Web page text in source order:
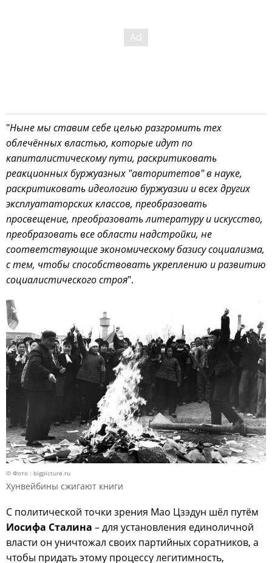
"Ныне мы ставим себе целью разгромить тех
облечённых властью, которые идут по
капиталистическому пути, раскритиковать
реакционных буржуазных "авторитетов" в науке,
раскритиковать идеологию буржуазии и всех других
эксплуататорских классов, преобразовать
просвещение, преобразовать литературу и искусство,
преобразовать все области надстройки, не
соответствующие экономическому базису социализма,
с тем, чтобы способствовать укреплению и развитию
социалистического строя".
© Фото : bigpicture.ru
Хунвейбины сжигают книги
С политической точки зрения Мао Цзэдун шёл путём
Иосифа Сталина – для установления единоличной
власти он уничтожал своих партийных соратников, а
чтобы придать этому процессу легитимность,